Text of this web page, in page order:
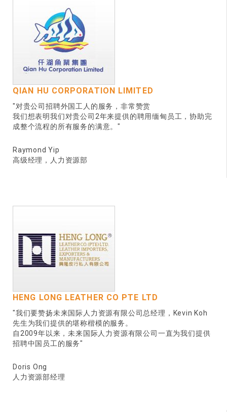
QIAN HU CORPORATION LIMITED
"对贵公司招聘外国工人的服务，非常赞赏
我们想表明我们对贵公司2年来提供的聘用缅甸员工，协助完
成整个流程的所有服务的满意。"
Raymond Yip
高级经理，人力资源部
HENG LONG LEATHER CO PTE LTD
"我们要赞扬未来国际人力资源有限公司总经理，Kevin Koh
先生为我们提供的堪称楷模的服务。
自2009年以来，未来国际人力资源有限公司一直为我们提供
招聘中国员工的服务"
Doris Ong
人力资源部经理